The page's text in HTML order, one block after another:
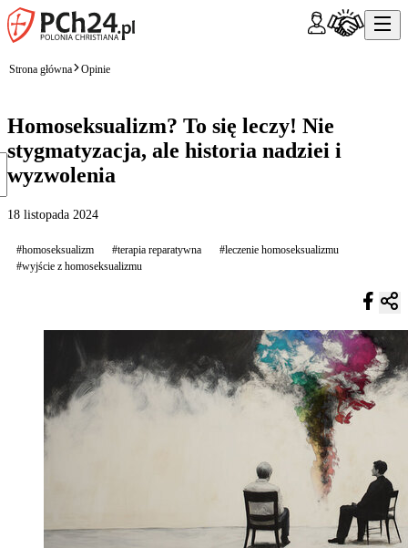
Strona główna Opinie
Homoseksualizm? To się leczy! Nie
stygmatyzacja, ale historia nadziei i
wyzwolenia
18 listopada 2024
#homoseksualizm #terapia reparatywna
#leczenie homoseksualizmu
#wyjście z homoseksualizmu